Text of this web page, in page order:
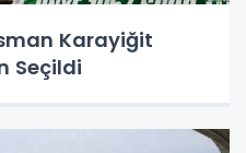
Karayiğit
Seçildi